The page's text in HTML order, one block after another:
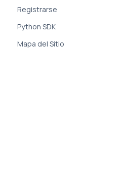
Registrarse
Python SDK
Mapa del Sitio